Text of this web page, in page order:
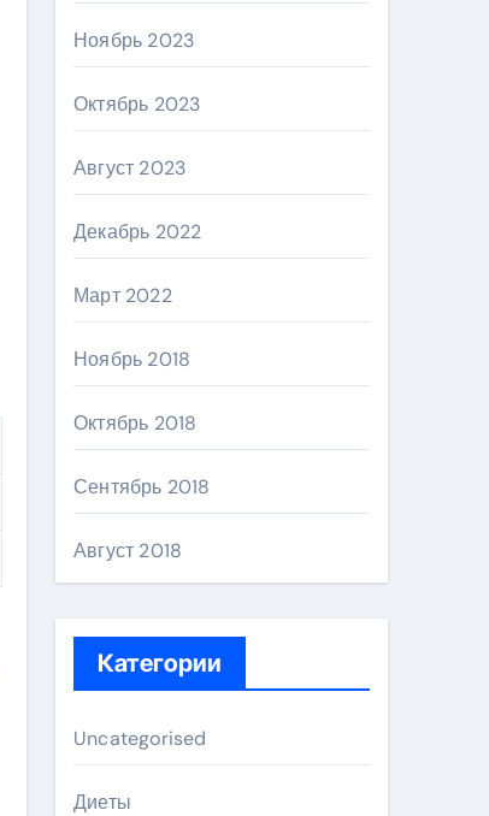
Ноябрь 2023
Октябрь 2023
Август 2023
Декабрь 2022
Март 2022
Ноябрь 2018
Октябрь 2018
Сентябрь 2018
Август 2018
Категории
Uncategorised
Диеты